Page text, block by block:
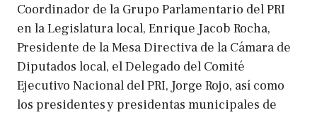
Coordinador de la Grupo Parlamentario del PRI
en la Legislatura local, Enrique Jacob Rocha,
Presidente de la Mesa Directiva de la Cámara de
Diputados local, el Delegado del Comité
Ejecutivo Nacional del PRI, Jorge Rojo, así como
los presidentes y presidentas municipales de